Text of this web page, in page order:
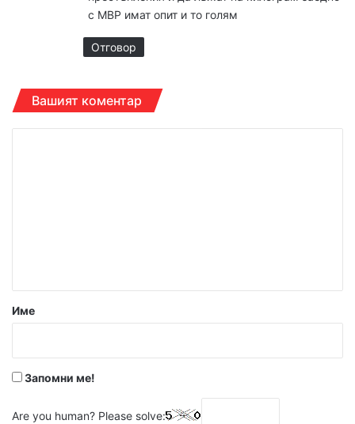
:
с МВР имат опит и то голям
Отговор
Вашият коментар
р
Име
Запомни ме!
Are you human? Please solve: